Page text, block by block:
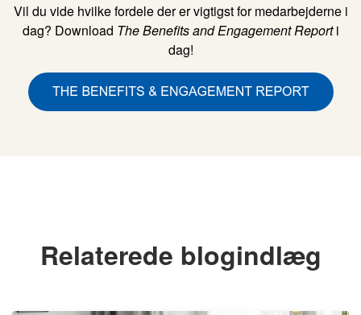
Vil du vide hvilke fordele der er vigtigst for medarbejderne i
dag? Download The Benefits and Engagement Reporti
dag!
Relaterede blogindlæg